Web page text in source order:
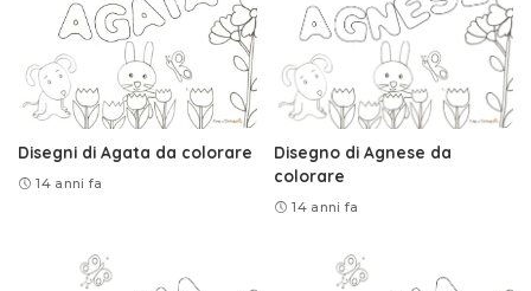
Disegni di Agata da colorare
14 anni fa
Disegno di Agnese da
colorare
14 anni fa